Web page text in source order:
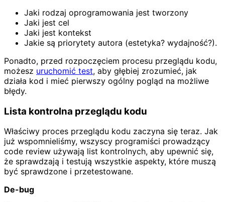
Jaki rodzaj oprogramowania jest tworzony
Jaki jest cel
Jaki jest kontekst
Jakie są priorytety autora (estetyka? wydajność?).
Ponadto, przed rozpoczęciem procesu przeglądu kodu,
możesz uruchomić test, aby głębiej zrozumieć, jak
działa kod i mieć pierwszy ogólny pogląd na możliwe
błędy.
Lista kontrolna przeglądu kodu
Właściwy proces przeglądu kodu zaczyna się teraz. Jak
już wspomnieliśmy, wszyscy programiści prowadzący
code review używają list kontrolnych, aby upewnić się,
że sprawdzają i testują wszystkie aspekty, które muszą
być sprawdzone i przetestowane.
De-bug